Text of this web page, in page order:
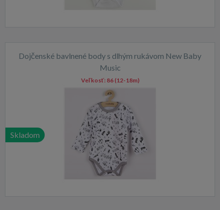
Dojčenské bavlnené body s dlhým rukávom New Baby
Music
Skladom
Veľkosť: 86 (12-18m)